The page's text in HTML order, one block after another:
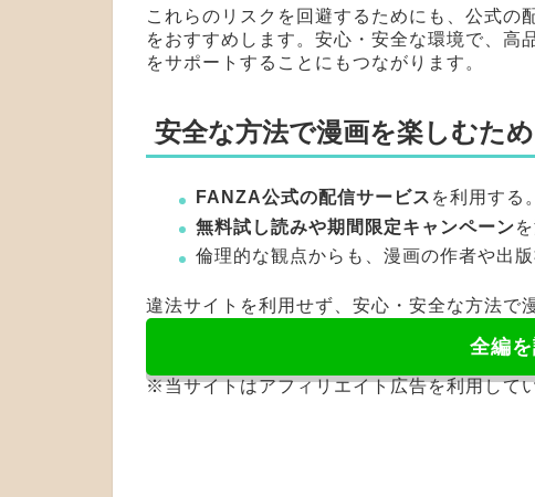
これらのリスクを回避するためにも、公式の
をおすすめします。安心・安全な環境で、高
をサポートすることにもつながります。
安全な方法で漫画を楽しむた
FANZA公式の配信サービス を利用する。
無料試し読みや期間限定キャンペーン
倫理的な観点からも、漫画の作者や出
違法サイトを利用せず、安心・安全な方法で
全編を
※当サイトはアフィリエイト広告を利用して